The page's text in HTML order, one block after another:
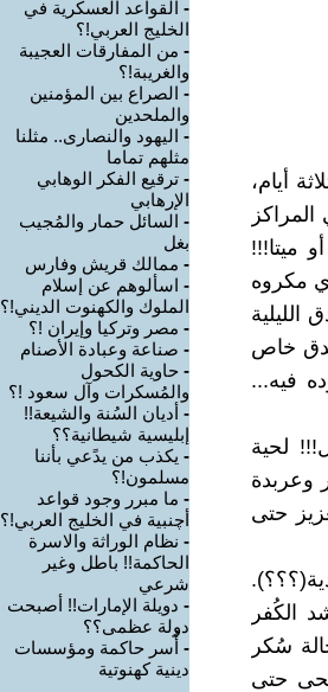
أيام،
ميتا!!!
مكروه
الليلية
خاص
فيه...
لحية
وعربدة
حتى
الكُفر
سُكر
حتى
- القواعد العسكرية في
الخليج العربي!؟
- من المفارقات العجيبة
والغريبة!؟
- الصراع بين المؤمنين
والملحدين
- اليهود والنصارى.. مثلنا
مثلهم تماما
- ترقيع الفكر الوهابي
الإرهابي
- السائل حمار والمُجيب
بغل
- ممالك قريش وفارس
- اسألوهم عن إسلام
الملوك والكهنوت الديني!؟
- مصر وتركيا وإيران !؟
- صناعة وعبادة الأصنام
- حاوية الكحول
والمُسكرات وآل سعود !؟
- أديان السُنة والشيعة!!
إبليسية شيطانية؟؟
- يكذب من يدًعي بأننا
مسلمون!؟
- ما مبرر وجود قواعد
أچنبية في الخليج العربي!؟
- نظام الوراثة والاسرة
الحاكمة!! باطل وغير
شرعي
- دويلة الإمارات!! أصبحت
دولة عظمى؟؟
- أُسر حاكمة ومؤسسات
دينية كهنوتية